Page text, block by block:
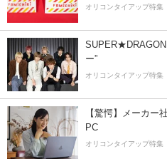
オリコンタイアップ特集
SUPER★DRAGON
ー”
オリコンタイアップ特集
【驚愕】メーカー
PC
オリコンタイアップ特集